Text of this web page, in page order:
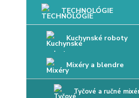
TECHNOLÓGIE
Kuchynské roboty
Mixéry a blendre
Tyčové a ručné